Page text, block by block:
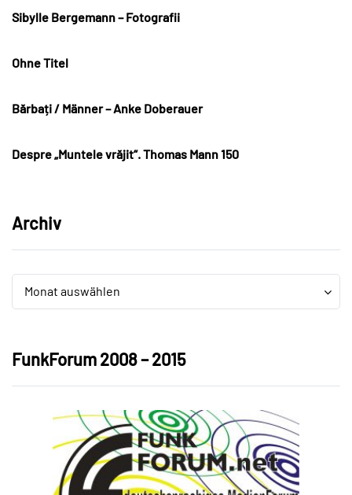
Sibylle Bergemann – Fotografii
Ohne Titel
Bărbați / Männer – Anke Doberauer
Despre „Muntele vrăjit“. Thomas Mann 150
Archiv
Archiv
Monat auswählen
Archiv
FunkForum 2008 – 2015